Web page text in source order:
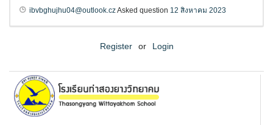
ibvbghujhu04@outlook.czAsked question 12 สิงหาคม 2023
Register or Login